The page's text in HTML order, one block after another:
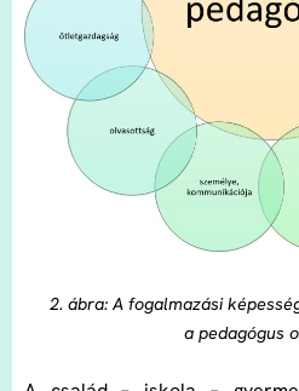
2. ábra: A fogalmazási
a pedagógus